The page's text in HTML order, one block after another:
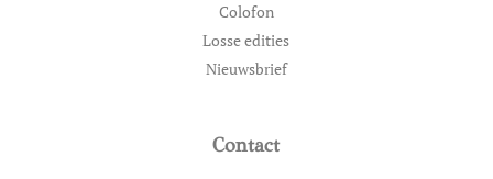
Colofon
Losse edities
Nieuwsbrief
Contact